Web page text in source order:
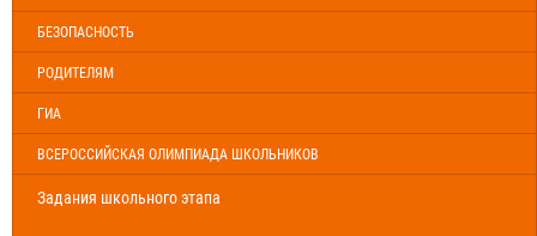
БЕЗОПАСНОСТЬ
РОДИТЕЛЯМ
ГИА
ВСЕРОССИЙСКАЯ ОЛИМПИАДА ШКОЛЬНИКОВ
Задания школьного этапа